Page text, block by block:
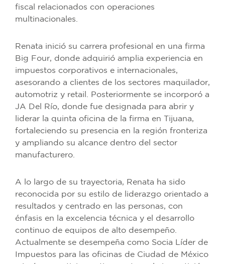
fiscal relacionados con operaciones
multinacionales.
Renata inició su carrera profesional en una firma
Big Four, donde adquirió amplia experiencia en
impuestos corporativos e internacionales,
asesorando a clientes de los sectores maquilador,
automotriz y retail. Posteriormente se incorporó a
JA Del Río, donde fue designada para abrir y
liderar la quinta oficina de la firma en Tijuana,
fortaleciendo su presencia en la región fronteriza
y ampliando su alcance dentro del sector
manufacturero.
A lo largo de su trayectoria, Renata ha sido
reconocida por su estilo de liderazgo orientado a
resultados y centrado en las personas, con
énfasis en la excelencia técnica y el desarrollo
continuo de equipos de alto desempeño.
Actualmente se desempeña como Socia Líder de
Impuestos para las oficinas de Ciudad de México